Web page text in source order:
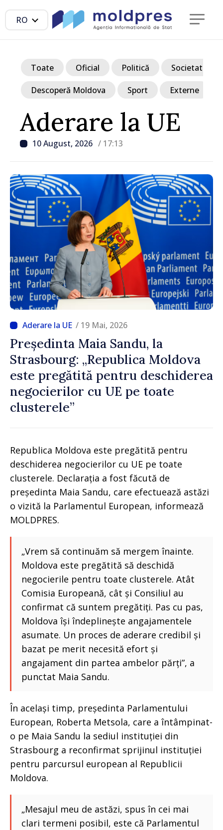
RO
Aderare la UE
10 August, 2026 / 17:13
Toate Oficial Politică Societate
Descoperă Moldova Sport Externe
/ 19 Mai, 2026
Președinta Maia Sandu, la
Strasbourg: „Republica Moldova
este pregătită pentru deschiderea
negocierilor cu UE pe toate
clusterele”
Republica Moldova este pregătită pentru
deschiderea negocierilor cu UE pe toate
clusterele. Declarația a fost făcută de
președinta Maia Sandu, care efectuează astăzi
o vizită la Parlamentul European, informează
MOLDPRES.
„Vrem să continuăm să mergem înainte.
Moldova este pregătită să deschidă
negocierile pentru toate clusterele. Atât
Comisia Europeană, cât și Consiliul au
confirmat că suntem pregătiți. Pas cu pas,
Moldova își îndeplinește angajamentele
asumate. Un proces de aderare credibil și
bazat pe merit necesită efort și
angajament din partea ambelor părți”, a
punctat Maia Sandu.
În același timp, președinta Parlamentului
European, Roberta Metsola, care a întâmpinat-
o pe Maia Sandu la sediul instituției din
Strasbourg a reconfirmat sprijinul instituției
pentru parcursul european al Republicii
Moldova.
„Mesajul meu de astăzi, spus în cei mai
clari termeni posibil, este că Parlamentul